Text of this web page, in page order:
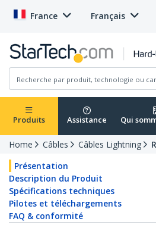
France Français
Produits Assistance Qui
Home Câbles Câbles Lightning
Présentation
Description du Produit
Spécifications techniques
Pilotes et téléchargements
FAQ & conformité